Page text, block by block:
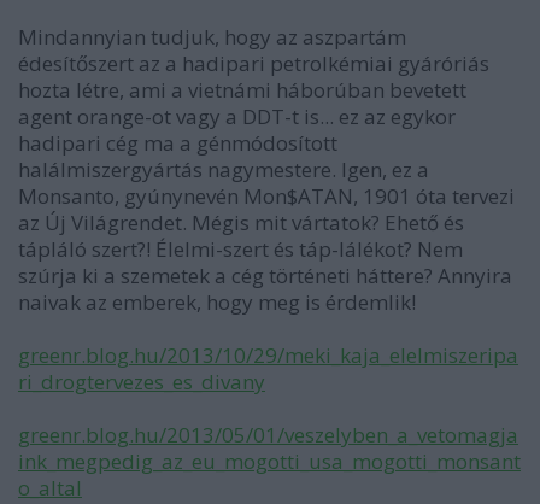
Mindannyian tudjuk, hogy az aszpartám
édesítőszert az a hadipari petrolkémiai gyáróriás
hozta létre, ami a vietnámi háborúban bevetett
agent orange-ot vagy a DDT-t is... ez az egykor
hadipari cég ma a génmódosított
halálmiszergyártás nagymestere. Igen, ez a
Monsanto, gyúnynevén Mon$ATAN, 1901 óta tervezi
az Új Világrendet. Mégis mit vártatok? Ehető és
tápláló szert?! Élelmi-szert és táp-lálékot? Nem
szúrja ki a szemetek a cég történeti háttere? Annyira
naivak az emberek, hogy meg is érdemlik!
greenr.blog.hu/2013/10/29/meki_kaja_elelmiszeripa
ri_drogtervezes_es_divany
greenr.blog.hu/2013/05/01/veszelyben_a_vetomagja
ink_megpedig_az_eu_mogotti_usa_mogotti_monsant
o_altal